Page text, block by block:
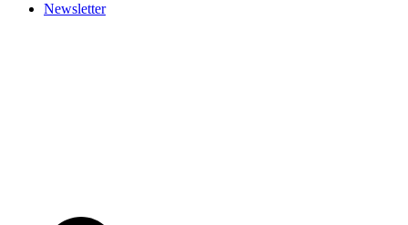
Newsletter